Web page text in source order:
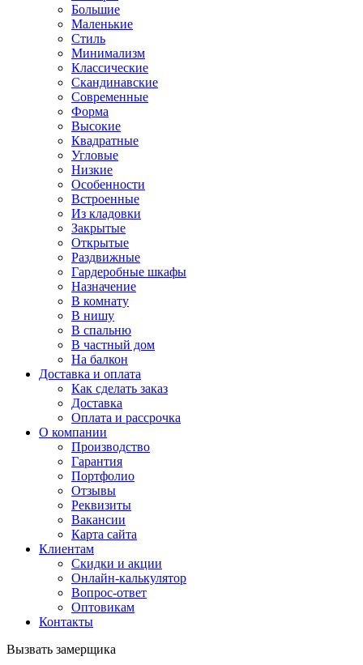
Большие
Маленькие
Стиль
Минимализм
Классические
Скандинавские
Современные
Форма
Высокие
Квадратные
Угловые
Низкие
Особенности
Встроенные
Из кладовки
Закрытые
Открытые
Раздвижные
Гардеробные шкафы
Назначение
В комнату
В нишу
В спальню
В частный дом
На балкон
Доставка и оплата
Как сделать заказ
Доставка
Оплата и рассрочка
О компании
Производство
Гарантия
Портфолио
Отзывы
Реквизиты
Вакансии
Карта сайта
Клиентам
Скидки и акции
Онлайн-калькулятор
Вопрос-ответ
Оптовикам
Контакты
Вызвать замерщика